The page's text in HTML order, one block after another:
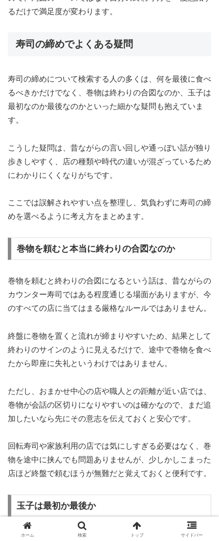
るだけで満足度が変わります。
寿司の締めでよくある疑問
寿司の締めについて検索する人の多くは、何を最後に食べ
るべきかだけでなく、巻物は終わりの合図なのか、玉子は
最初なのか最後なのかといった細かな疑問も抱えていま
す。
こうした疑問は、昔ながらの言い回しや通っぽい話が独り
歩きしやすく、店の種類や時代の違いが混ざっているため
にわかりにくくなりがちです。
ここでは誤解されやすい点を整理し、気負わずに寿司の締
めを選べるように考え方をまとめます。
巻物を頼むと本当に終わりの合図なのか
巻物を頼むと終わりの合図になるという話は、昔ながらの
カウンター寿司ではある程度通じる場面がありますが、今
のすべての店に当てはまる厳格なルールではありません。
終盤に巻物を置くと流れが締まりやすいため、結果として
終わりのサインのように見えるだけで、途中で巻物を食べ
たから即座に失礼というわけではありません。
ただし、おまかせ中心の店や職人との距離が近い店では、
巻物が会話の区切りになりやすいのは確かなので、まだ追
加したいなら先にその意志を伝えておくと安心です。
回転寿司や家族利用の店では気にしすぎる必要はなく、巻
物を途中に挟んでも問題ありませんが、少しかしこまった
店ほど終盤で頼むほうが無難だと覚えておくと便利です。
玉子は最初か最後か
玉子は店の実力を見るために最初に食べるという話を聞く
ホーム 検索 トップ サイドバー